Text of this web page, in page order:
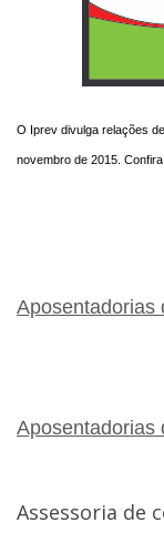
O Iprev divulga relações
novembro de 2015.
Aposentadorias
Aposentadorias
Assessoria de